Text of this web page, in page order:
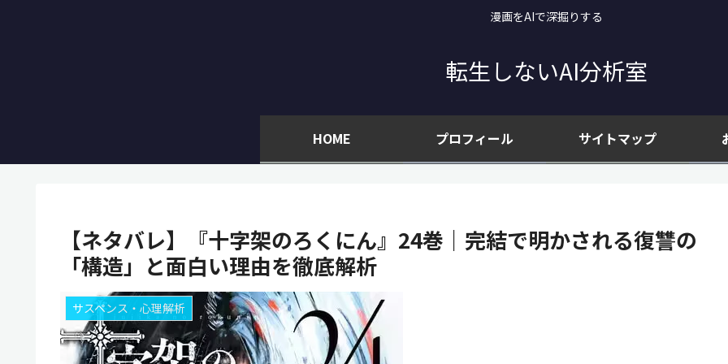
漫画をAIで深掘りする
転生しないAI分析室
HOME プロフィール サイトマップ
【ネタバレ】『十字架のろくにん』24巻｜完結で明かされる復讐の
「構造」と面白い理由を徹底解析
サスペンス・心理解析